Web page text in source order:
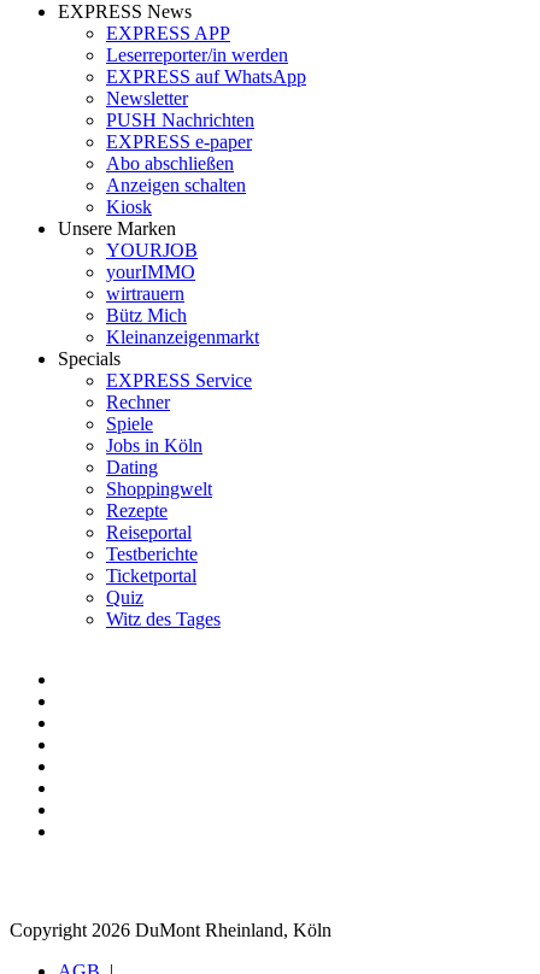
EXPRESS News
EXPRESS APP
Leserreporter/in werden
EXPRESS auf WhatsApp
Newsletter
PUSH Nachrichten
EXPRESS e-paper
Abo abschließen
Anzeigen schalten
Kiosk
Unsere Marken
YOURJOB
yourIMMO
wirtrauern
Bütz Mich
Kleinanzeigenmarkt
Specials
EXPRESS Service
Rechner
Spiele
Jobs in Köln
Dating
Shoppingwelt
Rezepte
Reiseportal
Testberichte
Ticketportal
Quiz
Witz des Tages
Copyright 2026 DuMont Rheinland, Köln